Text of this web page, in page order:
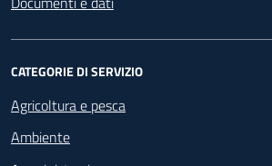
CATEGORIE DI SERVIZIO
Agricoltura e pesca
Ambiente